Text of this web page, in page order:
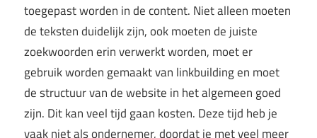
toegepast worden in de content. Niet alleen moeten
de teksten duidelijk zijn, ook moeten de juiste
zoekwoorden erin verwerkt worden, moet er
gebruik worden gemaakt van linkbuilding en moet
de structuur van de website in het algemeen goed
zijn. Dit kan veel tijd gaan kosten. Deze tijd heb je
vaak niet als ondernemer, doordat je met veel meer